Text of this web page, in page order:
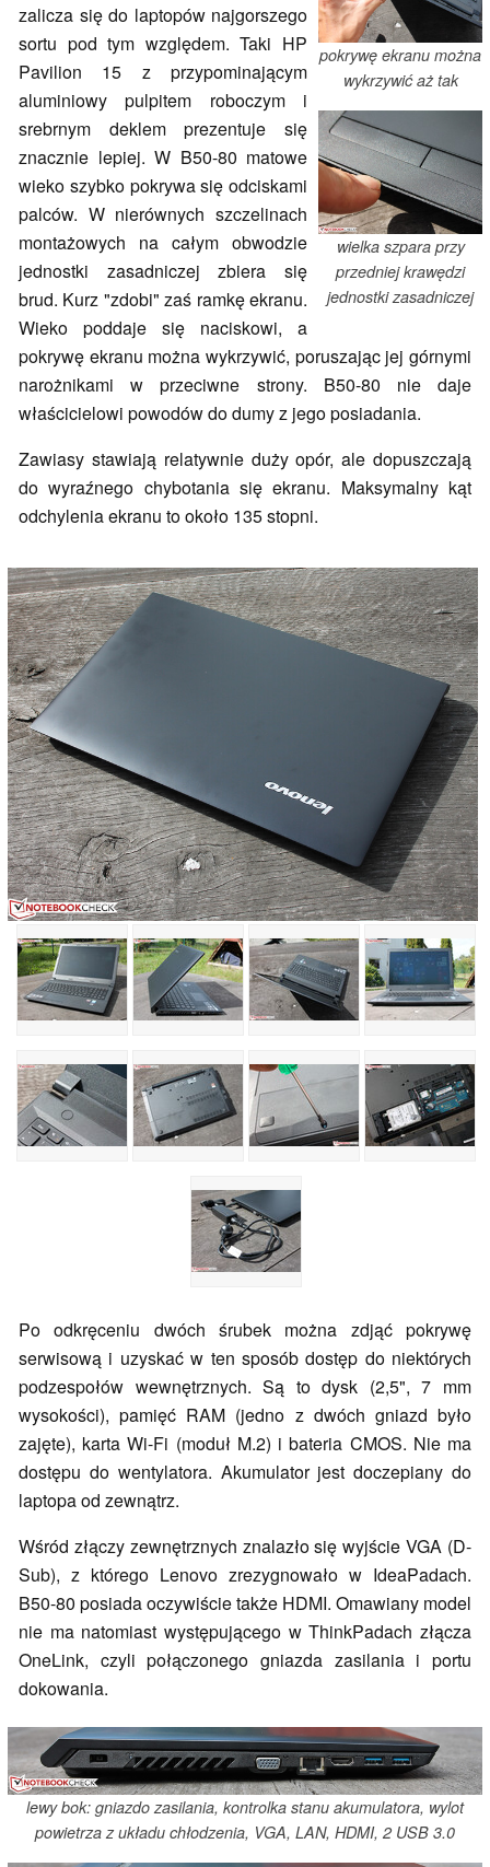
pokrywę ekranu można
wykrzywić aż tak
wielka szpara przy
przedniej krawędzi
jednostki zasadniczej
zalicza się do laptopów najgorszego
sortu pod tym względem. Taki HP
Pavilion 15 z przypominającym
aluminiowy pulpitem roboczym i
srebrnym deklem prezentuje się
znacznie lepiej. W B50-80 matowe
wieko szybko pokrywa się odciskami
palców. W nierównych szczelinach
montażowych na całym obwodzie
jednostki zasadniczej zbiera się
brud. Kurz "zdobi" zaś ramkę ekranu.
Wieko poddaje się naciskowi, a
pokrywę ekranu można wykrzywić, poruszając jej górnymi
narożnikami w przeciwne strony. B50-80 nie daje
właścicielowi powodów do dumy z jego posiadania.
Zawiasy stawiają relatywnie duży opór, ale dopuszczają
do wyraźnego chybotania się ekranu. Maksymalny kąt
odchylenia ekranu to około 135 stopni.
Po odkręceniu dwóch śrubek można zdjąć pokrywę
serwisową i uzyskać w ten sposób dostęp do niektórych
podzespołów wewnętrznych. Są to dysk (2,5", 7 mm
wysokości), pamięć RAM (jedno z dwóch gniazd było
zajęte), karta Wi-Fi (moduł M.2) i bateria CMOS. Nie ma
dostępu do wentylatora. Akumulator jest doczepiany do
laptopa od zewnątrz.
Wśród złączy zewnętrznych znalazło się wyjście VGA (D-
Sub), z którego Lenovo zrezygnowało w IdeaPadach.
B50-80 posiada oczywiście także HDMI. Omawiany model
nie ma natomiast występującego w ThinkPadach złącza
OneLink, czyli połączonego gniazda zasilania i portu
dokowania.
lewy bok: gniazdo zasilania, kontrolka stanu akumulatora, wylot
powietrza z układu chłodzenia, VGA, LAN, HDMI, 2 USB 3.0